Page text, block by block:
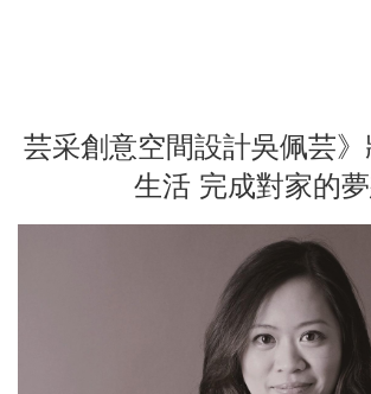
芸采創意空間設計吳佩芸
生活 完成對家的